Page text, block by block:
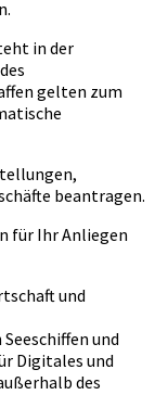
in der
gelten zum
beantragen.
für Ihr Anliegen
und
und
Digitales und
des